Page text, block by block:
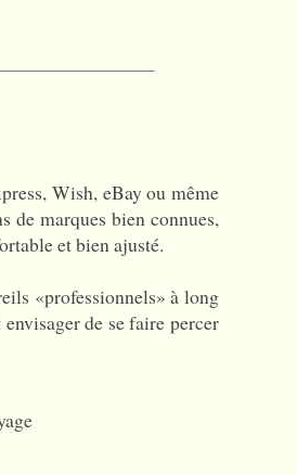
Wish, eBay ou même
de marques bien connues,
et bien ajusté.
«professionnels» à long
de se faire percer